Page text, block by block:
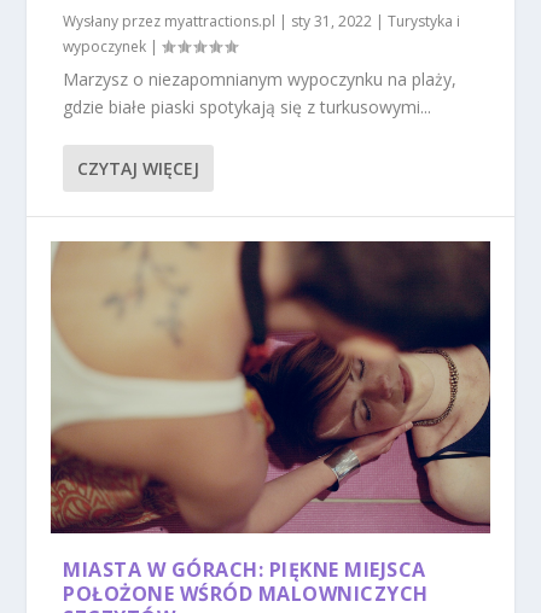
Wysłany przez myattractions.pl | sty 31, 2022 |Turystyka i
wypoczynek |
Marzysz o niezapomnianym wypoczynku na plaży,
gdzie białe piaski spotykają się z turkusowymi...
CZYTAJ WIĘCEJ
MIASTA W GÓRACH: PIĘKNE MIEJSCA
POŁOŻONE WŚRÓD MALOWNICZYCH